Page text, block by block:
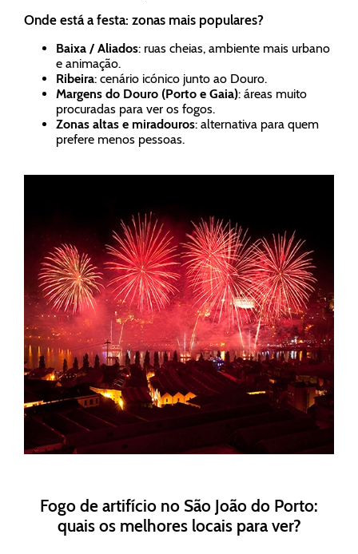
Onde está a festa: zonas mais populares?
Baixa / Aliados: ruas cheias, ambiente mais urbano
e animação.
Ribeira: cenário icónico junto ao Douro.
Margens do Douro (Porto e Gaia): áreas muito
procuradas para ver os fogos.
Zonas altas e miradouros: alternativa para quem
prefere menos pessoas.
Fogo de artifício no São João do Porto:
quais os melhores locais para ver?